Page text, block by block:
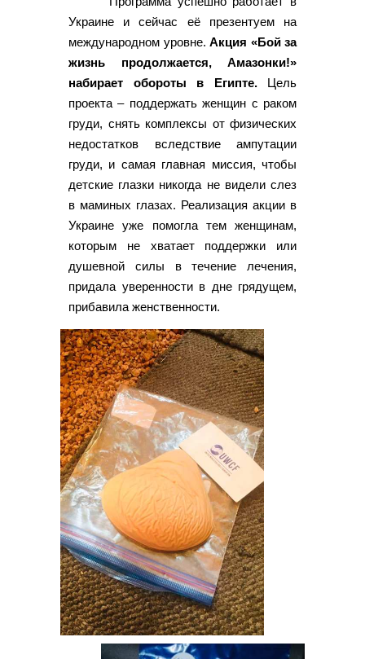
Украине и сейчас её презентуем на
международном уровне. Акция «Бой за
жизнь продолжается, Амазонки!»
набирает обороты в Египте.Цель
проекта – поддержать женщин с раком
груди, снять комплексы от физических
недостатков вследствие ампутации
груди, и самая главная миссия, чтобы
детские глазки никогда не видели слез
в маминых глазах. Реализация акции в
Украине уже помогла тем женщинам,
которым не хватает поддержки или
душевной силы в течение лечения,
придала уверенности в дне грядущем,
прибавила женственности.